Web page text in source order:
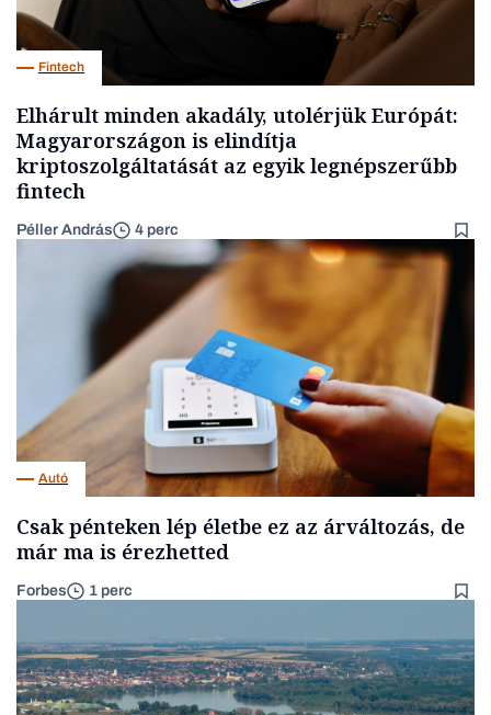
Fintech
Elhárult minden akadály, utolérjük Európát:
Magyarországon is elindítja
kriptoszolgáltatását az egyik legnépszerűbb
fintech
Péller András 4 perc
Autó
Csak pénteken lép életbe ez az árváltozás, de
már ma is érezhetted
Forbes 1 perc